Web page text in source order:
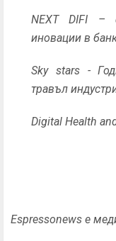
NEXT DIFI –
иновации в
Sky stars -
травъл
Digital Health
Espressonews е